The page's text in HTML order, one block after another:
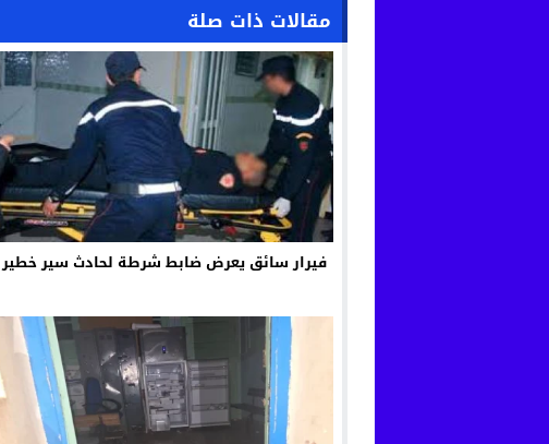
مقالات ذات صلة
فيرار سائق يعرض ضابط شرطة لحادث سير خطير